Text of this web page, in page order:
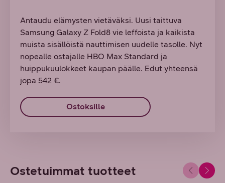
Antaudu elämysten vietäväksi. Uusi taittuva
Samsung Galaxy Z Fold8 vie leffoista ja kaikista
muista sisällöistä nauttimisen uudelle tasolle. Nyt
nopealle ostajalle HBO Max Standard ja
huippukuulokkeet kaupan päälle. Edut yhteensä
jopa 542 €.
Ostoksille
Ostetuimmat tuotteet